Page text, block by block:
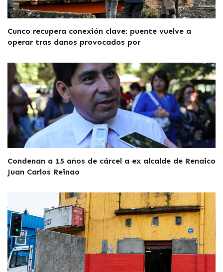
Cunco recupera conexión clave: puente vuelve a
operar tras daños provocados por
Condenan a 15 años de cárcel a ex alcalde de Renaico
Juan Carlos Reinao